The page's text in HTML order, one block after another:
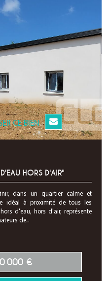
CE BIEN
HORS D'AIR"
dans un quartier calme et
idéal à proximité de tous les
d'eau, hors d'air, représente
de...
000 €